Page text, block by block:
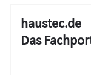
haustec.de
Das